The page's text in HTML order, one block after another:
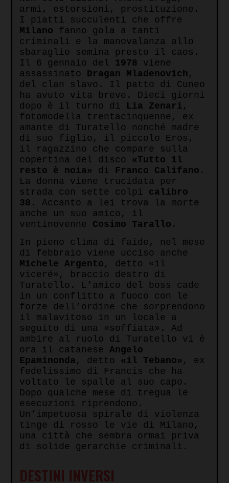
armi, estorsioni, prostituzione.
I piatti succulenti che offre
Milano fanno gola a tanti
criminali e la manovalanza allo
sbaraglio semina presto il caos.
Il 6 gennaio del 1978 viene
assassinato Dragan Mladenovich ,
del clan slavo. Il patto di Cuneo
ha avuto vita breve. Dieci giorni
dopo è il turno di Lia Zenari ,
fotomodella trentacinquenne, ex
amante di Turatello nonché madre
di suo figlio, il piccolo Eros,
il ragazzino che compare sulla
copertina del disco «Tutto il
resto è noia» di Franco Califano .
La donna viene trucidata per
strada con sette colpi calibro
38 . Accanto a lei trova la morte
anche un suo amico, il
ventinovenne Cosimo Tarallo .
In pieno clima di faide, nel mese
di febbraio viene ucciso anche
Michele Argento , detto «il
viceré», braccio destro di
Turatello. L’amico del boss cade
in un conflitto a fuoco con le
forze dell’ordine che sorprendono
il malavitoso in un locale a
seguito di una «soffiata». Ad
ambire al ruolo di Turatello vi è
ora il catanese Angelo
Epaminonda , detto «il Tebano» , ex
fedelissimo di Francis che ha
voltato le spalle al suo capo.
Dopo qualche mese di tregua le
esecuzioni riprendono.
Un’impetuosa spirale di violenza
tinge di rosso le vie di Milano,
una città che sembra ormai priva
di solide gerarchie criminali.
DESTINI INVERSI